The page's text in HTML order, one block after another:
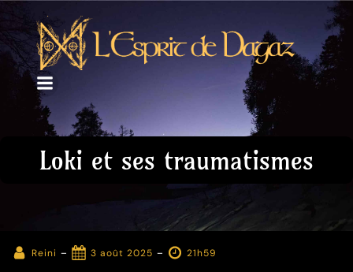
Loki et ses traumatismes
Reini - 3 août 2025 - 21h59